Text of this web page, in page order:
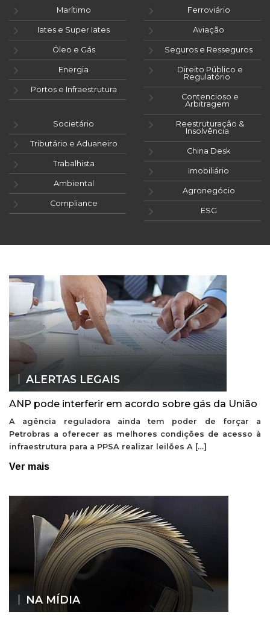
Marítimo
Iates e Super Iates
Óleo e Gás
Energia
Portos e Infraestrutura
Ferroviário
Aviação
Seguros e Resseguros
Direito Público e
Regulatório
Contencioso e
Arbitragem
Societário
Tributário e Aduaneiro
Trabalhista
Ambiental
Compliance
Reestruturação &
Insolvência
China Desk
Imobiliário
Agronegócio
ESG
ALERTAS LEGAIS
ANP pode interferir em acordo sobre gás da União
A agência reguladora ainda tem poder de forçar a
Petrobras a oferecer as melhores condições de acesso à
infraestrutura para a PPSA realizar leilões A […]
Ver mais
NA MÍDIA